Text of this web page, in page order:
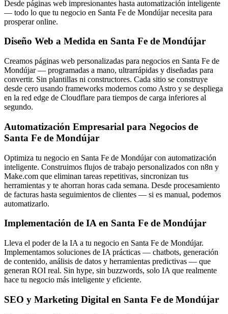
Desde páginas web impresionantes hasta automatización inteligente
— todo lo que tu negocio en Santa Fe de Mondújar necesita para
prosperar online.
Diseño Web a Medida en Santa Fe de Mondújar
Creamos páginas web personalizadas para negocios en Santa Fe de
Mondújar — programadas a mano, ultrarrápidas y diseñadas para
convertir. Sin plantillas ni constructores. Cada sitio se construye
desde cero usando frameworks modernos como Astro y se despliega
en la red edge de Cloudflare para tiempos de carga inferiores al
segundo.
Automatización Empresarial para Negocios de
Santa Fe de Mondújar
Optimiza tu negocio en Santa Fe de Mondújar con automatización
inteligente. Construimos flujos de trabajo personalizados con n8n y
Make.com que eliminan tareas repetitivas, sincronizan tus
herramientas y te ahorran horas cada semana. Desde procesamiento
de facturas hasta seguimientos de clientes — si es manual, podemos
automatizarlo.
Implementación de IA en Santa Fe de Mondújar
Lleva el poder de la IA a tu negocio en Santa Fe de Mondújar.
Implementamos soluciones de IA prácticas — chatbots, generación
de contenido, análisis de datos y herramientas predictivas — que
generan ROI real. Sin hype, sin buzzwords, solo IA que realmente
hace tu negocio más inteligente y eficiente.
SEO y Marketing Digital en Santa Fe de Mondújar